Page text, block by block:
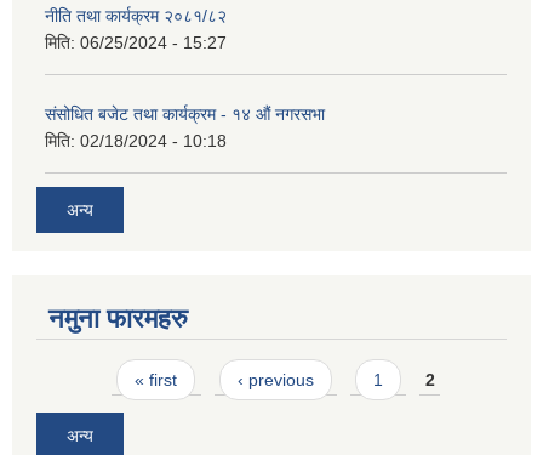
नीति तथा कार्यक्रम २०८१/८२
मिति: 06/25/2024 - 15:27
संसोधित बजेट तथा कार्यक्रम - १४ औं नगरसभा
मिति: 02/18/2024 - 10:18
अन्य
नमुना फारमहरु
Pages« first ‹ previous 1 2
अन्य